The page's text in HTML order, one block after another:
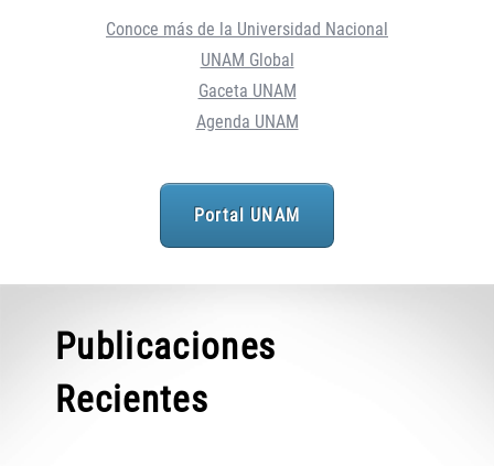
Conoce más de la Universidad Nacional
UNAM Global
Gaceta UNAM
Agenda UNAM
Portal UNAM
Publicaciones
Recientes